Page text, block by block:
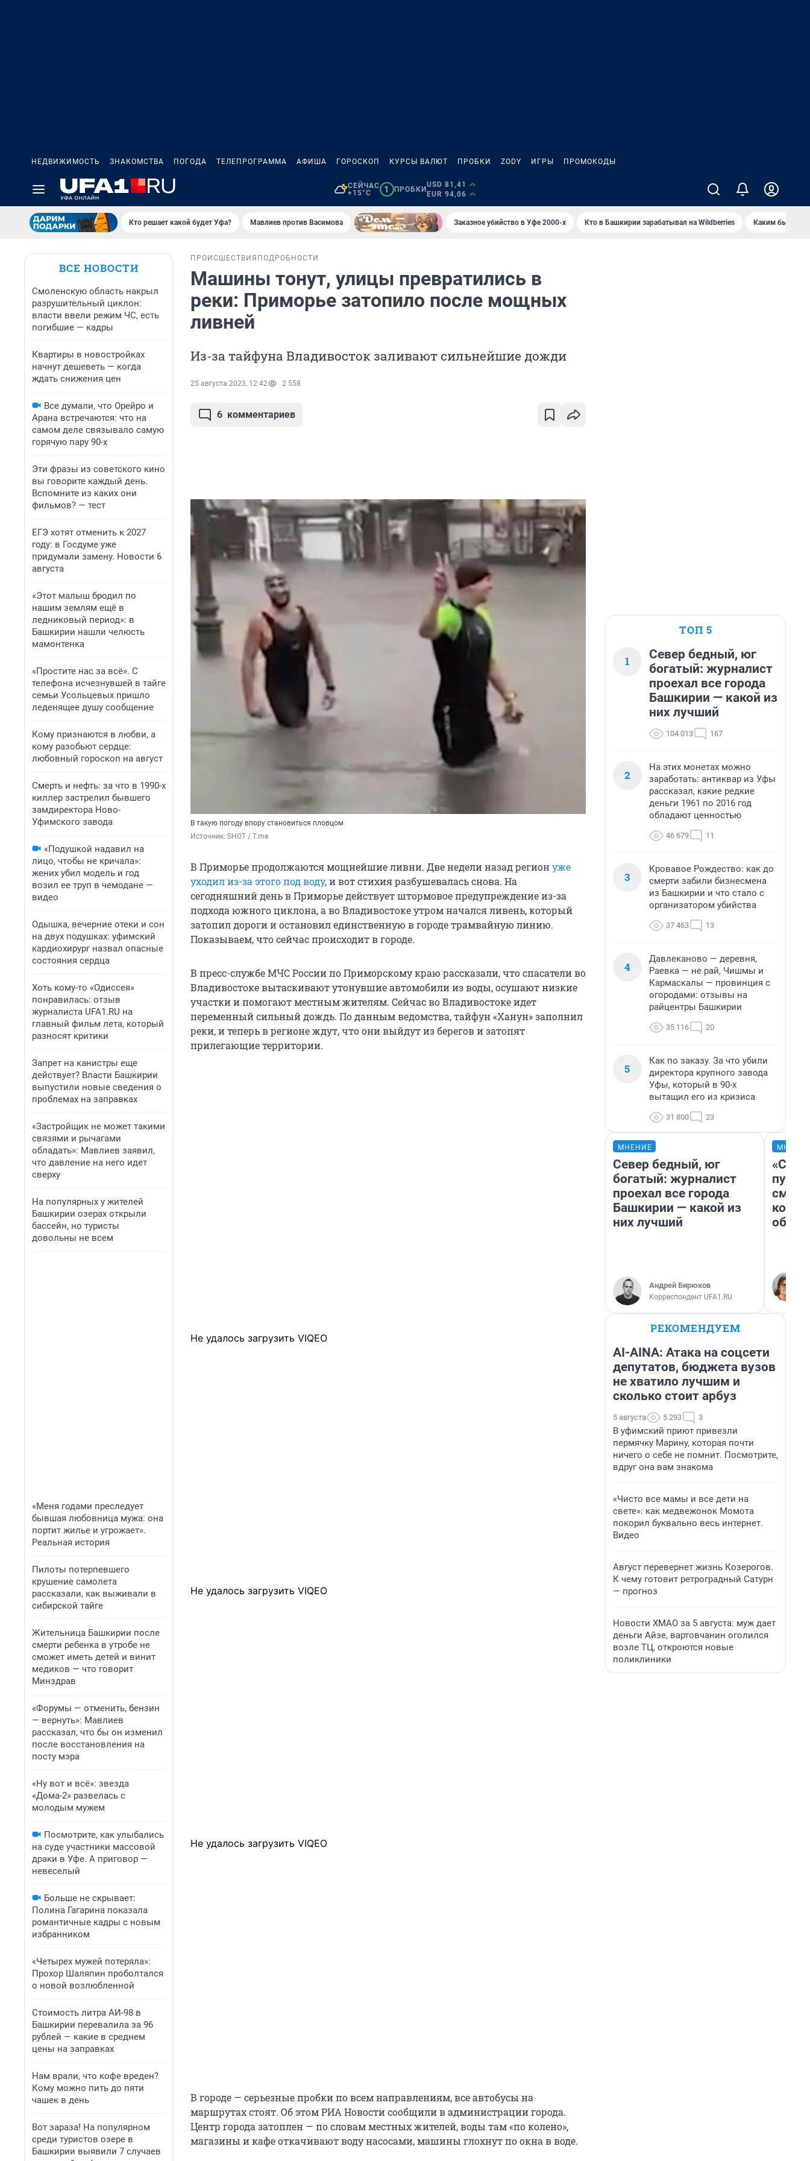
НЕДВИЖИМОСТЬ ЗНАКОМСТВА ПОГОДА ТЕЛЕПРОГРАММА АФИША ГОРОСКОП КУРСЫ ВАЛЮТ ПРОБКИ ZODY ИГРЫ ПРОМОКОДЫ
СЕЙЧАС
+15°C
1 ПРОБКИ
USD 81,41
EUR 94,06
Кто решает какой будет Уфа? Мавлиев против Васимова Заказное убийство в Уфе 2000-х Кто в Башкирии зарабатывал на Wildberries Каким было
ВСЕ НОВОСТИ
Смоленскую область накрыл
разрушительный циклон:
власти ввели режим ЧС, есть
погибшие — кадры
Квартиры в новостройках
начнут дешеветь — когда
ждать снижения цен
Все думали, что Орейро и
Арана встречаются: что на
самом деле связывало самую
горячую пару 90-х
Эти фразы из советского кино
вы говорите каждый день.
Вспомните из каких они
фильмов? — тест
ЕГЭ хотят отменить к 2027
году: в Госдуме уже
придумали замену. Новости 6
августа
«Этот малыш бродил по
нашим землям ещё в
ледниковый период»: в
Башкирии нашли челюсть
мамонтенка
«Простите нас за всё». С
телефона исчезнувшей в тайге
семьи Усольцевых пришло
леденящее душу сообщение
Кому признаются в любви, а
кому разобьют сердце:
любовный гороскоп на август
Смерть и нефть: за что в 1990-х
киллер застрелил бывшего
замдиректора Ново-
Уфимского завода
«Подушкой надавил на
лицо, чтобы не кричала»:
жених убил модель и год
возил ее труп в чемодане —
видео
Одышка, вечерние отеки и сон
на двух подушках: уфимский
кардиохирург назвал опасные
состояния сердца
Хоть кому-то «Одиссея»
понравилась: отзыв
журналиста UFA1.RU на
главный фильм лета, который
разносят критики
Запрет на канистры еще
действует? Власти Башкирии
выпустили новые сведения о
проблемах на заправках
«Застройщик не может такими
связями и рычагами
обладать»: Мавлиев заявил,
что давление на него идет
сверху
На популярных у жителей
Башкирии озерах открыли
бассейн, но туристы
довольны не всем
«Меня годами преследует
бывшая любовница мужа: она
портит жилье и угрожает».
Реальная история
Пилоты потерпевшего
крушение самолета
рассказали, как выживали в
сибирской тайге
Жительница Башкирии после
смерти ребенка в утробе не
сможет иметь детей и винит
медиков — что говорит
Минздрав
«Форумы — отменить, бензин
— вернуть»: Мавлиев
рассказал, что бы он изменил
после восстановления на
посту мэра
«Ну вот и всё»: звезда
«Дома-2» развелась с
молодым мужем
Посмотрите, как улыбались
на суде участники массовой
драки в Уфе. А приговор —
невеселый
Больше не скрывает:
Полина Гагарина показала
романтичные кадры с новым
избранником
«Четырех мужей потеряла»:
Прохор Шаляпин проболтался
о новой возлюбленной
Стоимость литра АИ-98 в
Башкирии перевалила за 96
рублей — какие в среднем
цены на заправках
Нам врали, что кофе вреден?
Кому можно пить до пяти
чашек в день
Вот зараза! На популярном
среди туристов озере в
Башкирии выявили 7 случаев
ПРОИСШЕСТВИЯ ПОДРОБНОСТИ
Машины тонут, улицы превратились в
реки: Приморье затопило после мощных
ливней
Из-за тайфуна Владивосток заливают сильнейшие дожди
25 августа 2023, 12:42 2 558
6 комментариев
В такую погоду впору становиться пловцом
Источник: SHOT / T.me
В Приморье продолжаются мощнейшие ливни. Две недели назад регионуже
уходил из-за этого под воду, и вот стихия разбушевалась снова. На
сегодняшний день в Приморье действует штормовое предупреждение из-за
подхода южного циклона, а во Владивостоке утром начался ливень, который
затопил дороги и остановил единственную в городе трамвайную линию.
Показываем, что сейчас происходит в городе.
В пресс-службе МЧС России по Приморскому краю рассказали, что спасатели во
Владивостоке вытаскивают утонувшие автомобили из воды, осушают низкие
участки и помогают местным жителям. Сейчас во Владивостоке идет
переменный сильный дождь. По данным ведомства, тайфун «Ханун» заполнил
реки, и теперь в регионе ждут, что они выйдут из берегов и затопят
прилегающие территории.
Не удалось загрузить VIQEO
Не удалось загрузить VIQEO
Не удалось загрузить VIQEO
В городе — серьезные пробки по всем направлениям, все автобусы на
маршрутах стоят. Об этом РИА Новости сообщили в администрации города.
Центр города затоплен — по словам местных жителей, воды там «по колено»,
магазины и кафе откачивают воду насосами, машины глохнут по окна в воде.
ТОП 5
1
Север бедный, юг
богатый: журналист
проехал все города
Башкирии — какой из
них лучший
104 013 167
2
На этих монетах можно
заработать: антиквар из Уфы
рассказал, какие редкие
деньги 1961 по 2016 год
обладают ценностью
46 679 11
3
Кровавое Рождество: как до
смерти забили бизнесмена
из Башкирии и что стало с
организатором убийства
37 463 13
4
Давлеканово — деревня,
Раевка — не рай, Чишмы и
Кармаскалы — провинция с
огородами: отзывы на
райцентры Башкирии
35 116 20
5
Как по заказу. За что убили
директора крупного завода
Уфы, который в 90-х
вытащил его из кризиса
31 800 23
МНЕНИЕ
Север бедный, юг
богатый: журналист
проехал все города
Башкирии — какой из
них лучший
Андрей Бирюков
Корреспондент UFA1.RU
РЕКОМЕНДУЕМ
AI-AINA: Атака на соцсети
депутатов, бюджета вузов
не хватило лучшим и
сколько стоит арбуз
5 августа 5 293 3
В уфимский приют привезли
пермячку Марину, которая почти
ничего о себе не помнит. Посмотрите,
вдруг она вам знакома
«Чисто все мамы и все дети на
свете»: как медвежонок Момота
покорил буквально весь интернет.
Видео
Август перевернет жизнь Козерогов.
К чему готовит ретроградный Сатурн
— прогноз
Новости ХМАО за 5 августа: муж дает
деньги Айзе, вартовчанин оголился
возле ТЦ, откроются новые
поликлиники